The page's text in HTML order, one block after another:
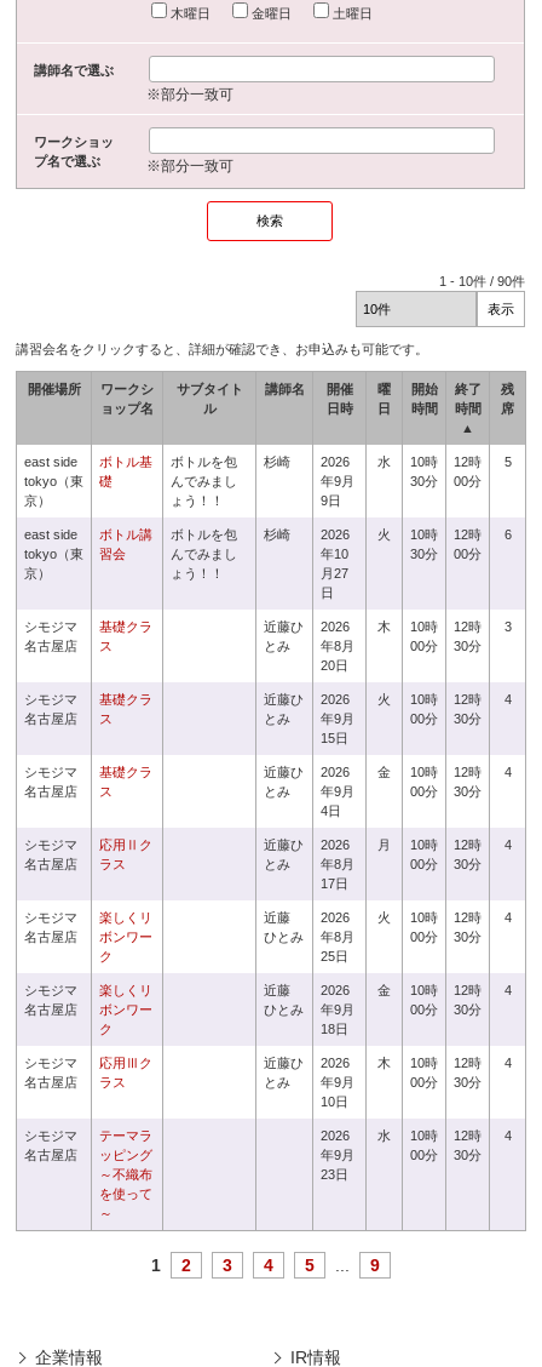
木曜日
金曜日 土曜日
講師名で選ぶ
※部分一致可
ワークショッ
プ名で選ぶ
※部分一致可
1 - 10件 /90件
講習会名をクリックすると、詳細が確認でき、お申込みも可能です。
開催場所
ワークシ
ョップ名
サブタイト
ル
講師名
開催
日時
曜
日
開始
時間
終了
時間
▲
残
席
east side
tokyo（東
京）
ボトル基
礎
ボトルを包
んでみまし
ょう！！
杉崎
2026
年9月
9日
水
10時
30分
12時
00分
5
east side
tokyo（東
京）
ボトル講
習会
ボトルを包
んでみまし
ょう！！
杉崎
2026
年10
月27
日
火
10時
30分
12時
00分
6
シモジマ
名古屋店
基礎クラ
ス
近藤ひ
とみ
2026
年8月
20日
木
10時
00分
12時
30分
3
シモジマ
名古屋店
基礎クラ
ス
近藤ひ
とみ
2026
年9月
15日
火
10時
00分
12時
30分
4
シモジマ
名古屋店
基礎クラ
ス
近藤ひ
とみ
2026
年9月
4日
金
10時
00分
12時
30分
4
シモジマ
名古屋店
応用Ⅱク
ラス
近藤ひ
とみ
2026
年8月
17日
月
10時
00分
12時
30分
4
シモジマ
名古屋店
楽しくリ
ボンワー
ク
近藤
ひとみ
2026
年8月
25日
火
10時
00分
12時
30分
4
シモジマ
名古屋店
楽しくリ
ボンワー
ク
近藤
ひとみ
2026
年9月
18日
金
10時
00分
12時
30分
4
シモジマ
名古屋店
応用Ⅲク
ラス
近藤ひ
とみ
2026
年9月
10日
木
10時
00分
12時
30分
4
シモジマ
名古屋店
テーマラ
ッピング
～不織布
を使って
～
2026
年9月
23日
水
10時
00分
12時
30分
4
1 2 3 4 5 9
企業情報 IR情報